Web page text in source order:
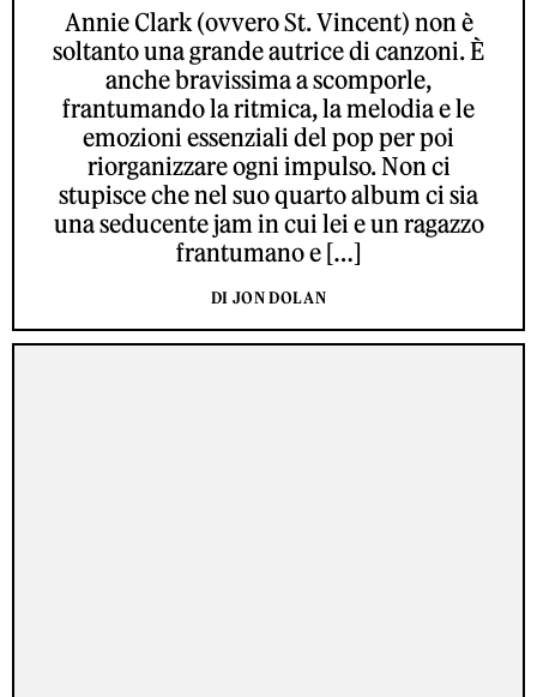
Annie Clark (ovvero St. Vincent) non è
soltanto una grande autrice di canzoni. È
anche bravissima a scomporle,
frantumando la ritmica, la melodia e le
emozioni essenziali del pop per poi
riorganizzare ogni impulso. Non ci
stupisce che nel suo quarto album ci sia
una seducente jam in cui lei e un ragazzo
frantumano e […]
DI JON DOLAN